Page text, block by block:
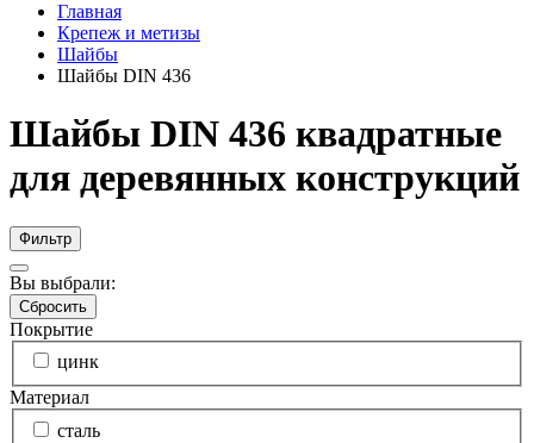
Главная
Крепеж и метизы
Шайбы
Шайбы DIN 436
Шайбы DIN 436 квадратные
для деревянных конструкций
Фильтр
Вы выбрали:
Сбросить
Покрытие
цинк
Материал
сталь